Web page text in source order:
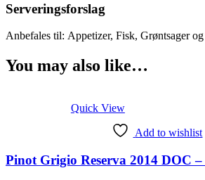
Serveringsforslag
Anbefales til: Appetizer, Fisk, Grøntsager
You may also like…
Quick View
Add to wishlist
Pinot Grigio Reserva 2014 DOC